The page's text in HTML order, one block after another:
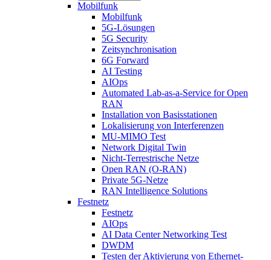
Mobilfunk
Mobilfunk
5G-Lösungen
5G Security
Zeitsynchronisation
6G Forward
AI Testing
AIOps
Automated Lab-as-a-Service for Open
RAN
Installation von Basisstationen
Lokalisierung von Interferenzen
MU-MIMO Test
Network Digital Twin
Nicht-Terrestrische Netze
Open RAN (O-RAN)
Private 5G-Netze
RAN Intelligence Solutions
Festnetz
Festnetz
AIOps
AI Data Center Networking Test
DWDM
Testen der Aktivierung von Ethernet-